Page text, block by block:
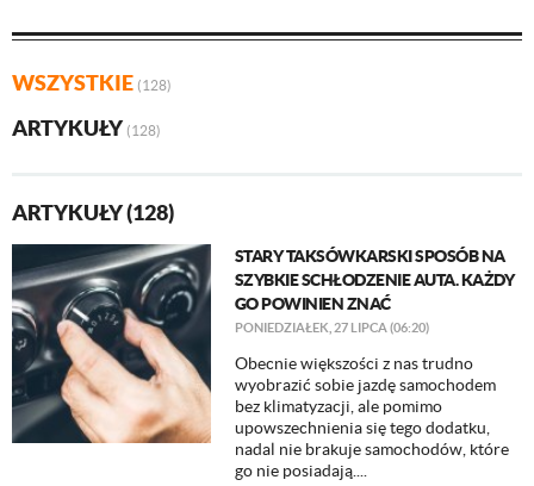
WSZYSTKIE (128)
ARTYKUŁY (128)
ARTYKUŁY (128)
STARY TAKSÓWKARSKI SPOSÓB NA
SZYBKIE SCHŁODZENIE AUTA. KAŻDY
GO POWINIEN ZNAĆ
PONIEDZIAŁEK, 27 LIPCA (06:20)
Obecnie większości z nas trudno
wyobrazić sobie jazdę samochodem
bez klimatyzacji, ale pomimo
upowszechnienia się tego dodatku,
nadal nie brakuje samochodów, które
go nie posiadają....